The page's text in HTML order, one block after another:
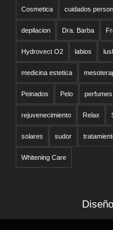
Cosmetica cuidados
depilacion Dra. Barba
Hydrovect O2 labios
medicina estetica
Peinados Pelo perfumes
rejuvenecimiento Relax
solares sudor
Whitening Care